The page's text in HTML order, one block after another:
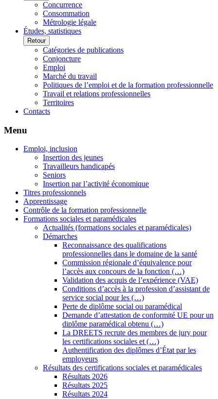
Concurrence
Consommation
Métrologie légale
Études, statistiques
Retour
Catégories de publications
Conjoncture
Emploi
Marché du travail
Politiques de l’emploi et de la formation professionnelle
Travail et relations professionnelles
Territoires
Contacts
Menu
Emploi, inclusion
Insertion des jeunes
Travailleurs handicapés
Seniors
Insertion par l’activité économique
Titres professionnels
Apprentissage
Contrôle de la formation professionnelle
Formations sociales et paramédicales
Actualités (formations sociales et paramédicales)
Démarches
Reconnaissance des qualifications
professionnelles dans le domaine de la santé
Commission régionale d’équivalence pour
l’accès aux concours de la fonction (…)
Validation des acquis de l’expérience (VAE)
Conditions d’accès à la profession d’assistant de
service social pour les (…)
Perte de diplôme social ou paramédical
Demande d’attestation de conformité UE pour un
diplôme paramédical obtenu (…)
La DREETS recrute des membres de jury pour
les certifications sociales et (…)
Authentification des diplômes d’État par les
employeurs
Résultats des certifications sociales et paramédicales
Résultats 2026
Résultats 2025
Résultats 2024